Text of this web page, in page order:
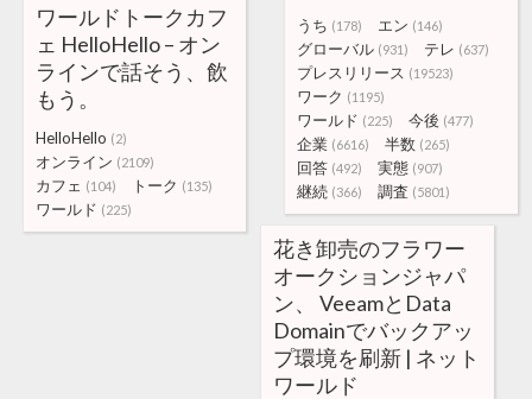
うち (178) エン (146)
グローバル (931) テレ (637)
プレスリリース (19523)
ワーク (1195)
ワールド (225) 今後 (477)
企業 (6616) 半数 (265)
回答 (492) 実態 (907)
継続 (366) 調査 (5801)
ワールドトークカフ
ェ HelloHello – オン
ラインで話そう、飲
もう。
HelloHello (2)
オンライン (2109)
カフェ (104) トーク (135)
ワールド (225)
花き卸売のフラワー
オークションジャパ
ン、 VeeamとData
Domainでバックアッ
プ環境を刷新 | ネット
ワールド